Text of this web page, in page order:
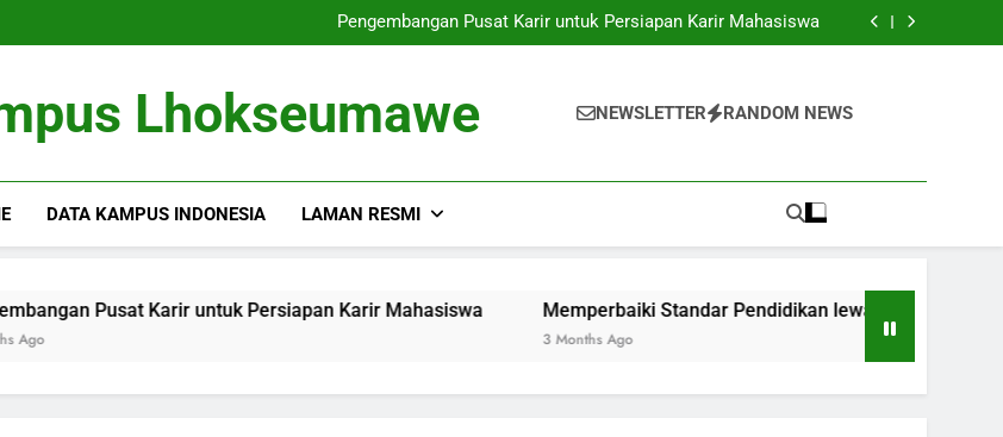
Para Mahasiswa
Pengembangan Pusat Karir untuk Persiapan Karir Mahasiswa
Memperbaiki Standar Pendidikan lewat Akreditasi Dunia
Para Mahasiswa
Pengembangan Pusat Karir untuk Persiapan Karir Mahasiswa
Memperbaiki Standar Pendidikan lewat Akreditasi Dunia
Lhokseumawe NEWSLETTER RANDOM NEWS
DATA KAMPUS INDONESIA LAMAN RESMI
Pusat Karir untuk Persiapan Karir Mahasiswa Memperbaiki Standar Pendidikan lewat Akreditasi Dunia
3 Months Ago